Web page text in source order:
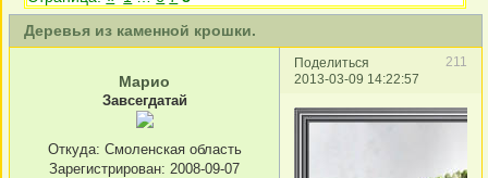
Деревья из каменной крошки.
Поделиться
211
2013-03-09 14:22:57
Марио
Завсегдатай
Откуда: Смоленская область
Зарегистрирован: 2008-09-07